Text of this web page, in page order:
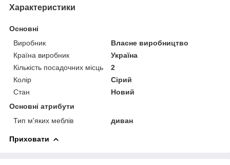
Характеристики
Основні
Виробник
Власне виробництво
Країна виробник
Україна
Кількість посадочних місць
2
Колір
Сірий
Стан
Новий
Основні атрибути
Тип м'яких меблів
диван
Приховати